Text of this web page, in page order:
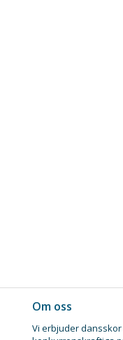
Om oss
Vi erbjuder